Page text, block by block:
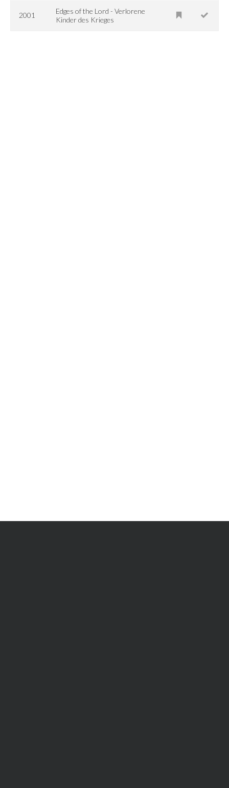
2001
Edges of the Lord - Verlorene
Kinder des Krieges